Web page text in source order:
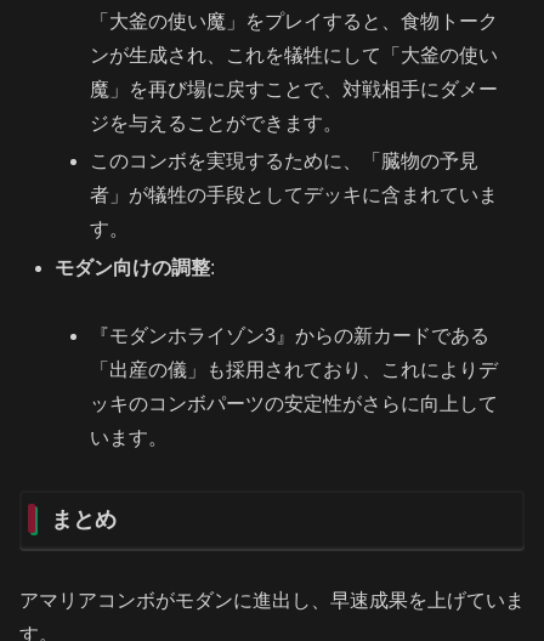
「大釜の使い魔」をプレイすると、食物トーク
ンが生成され、これを犠牲にして「大釜の使い
魔」を再び場に戻すことで、対戦相手にダメー
ジを与えることができます。
このコンボを実現するために、「臓物の予見
者」が犠牲の手段としてデッキに含まれていま
す。
モダン向けの調整:
『モダンホライゾン3』からの新カードである
「出産の儀」も採用されており、これによりデ
ッキのコンボパーツの安定性がさらに向上して
います。
まとめ
アマリアコンボがモダンに進出し、早速成果を上げていま
す。